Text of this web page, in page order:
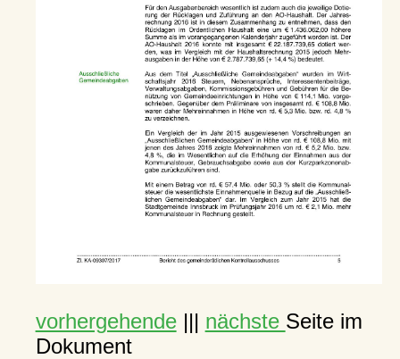
vorhergehende||| nächste Seite im
Dokument